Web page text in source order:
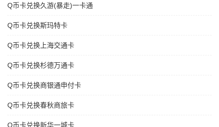
Q币卡兑换久游(暴走)一卡通
Q币卡兑换斯玛特卡
Q币卡兑换上海交通卡
Q币卡兑换杉德万通卡
Q币卡兑换商银通申付卡
Q币卡兑换春秋商旅卡
Q币卡兑换新华一城卡